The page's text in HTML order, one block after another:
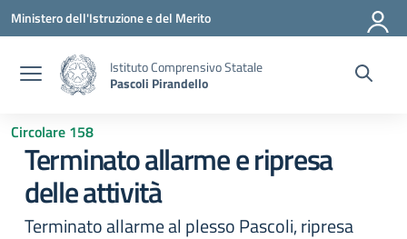
Vai ai contenuti
Vai al menu di navigazione
Vai al footer
Ministero dell'Istruzione e del Merito
Istituto Comprensivo Statale
Pascoli Pirandello
Circolare 158
Terminato allarme e ripresa
delle attività
Terminato allarme al plesso Pascoli, ripresa